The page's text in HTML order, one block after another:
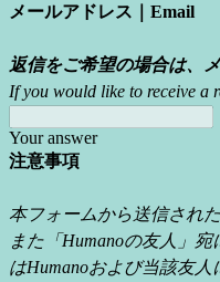
メールアドレス｜Email
返信をご希望の場合は、
If you would like to receive a
Your answer
注意事項
本フォームから送信され
また「Humanoの友人」
はHumanoおよび当該友人